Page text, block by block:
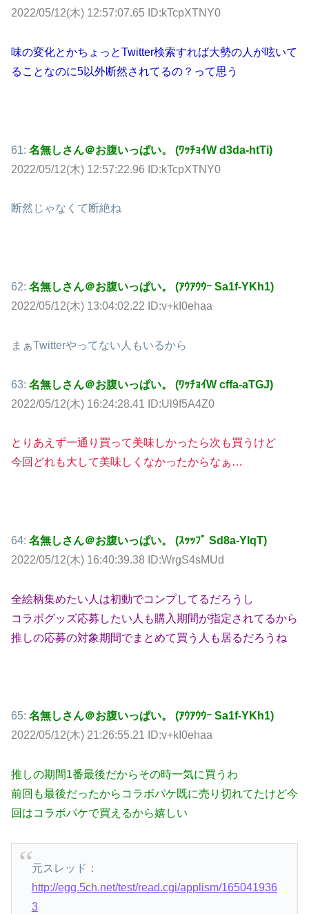
2022/05/12(木) 12:57:07.65 ID:kTcpXTNY0
味の変化とかちょっとTwitter検索すれば大勢の人が呟いて
ることなのに5以外断然されてるの？って思う
61: 名無しさん＠お腹いっぱい。 (ﾜｯﾁｮｲW d3da-htTi)
2022/05/12(木) 12:57:22.96 ID:kTcpXTNY0
断然じゃなくて断絶ね
62: 名無しさん＠お腹いっぱい。 (ｱｳｱｳｳｰ Sa1f-YKh1)
2022/05/12(木) 13:04:02.22 ID:v+kI0ehaa
まぁTwitterやってない人もいるから
63: 名無しさん＠お腹いっぱい。 (ﾜｯﾁｮｲW cffa-aTGJ)
2022/05/12(木) 16:24:28.41 ID:Ul9f5A4Z0
とりあえず一通り買って美味しかったら次も買うけど
今回どれも大して美味しくなかったからなぁ…
64: 名無しさん＠お腹いっぱい。 (ｽｯｯﾌﾟ Sd8a-YlqT)
2022/05/12(木) 16:40:39.38 ID:WrgS4sMUd
全絵柄集めたい人は初動でコンプしてるだろうし
コラボグッズ応募したい人も購入期間が指定されてるから
推しの応募の対象期間でまとめて買う人も居るだろうね
65: 名無しさん＠お腹いっぱい。 (ｱｳｱｳｳｰ Sa1f-YKh1)
2022/05/12(木) 21:26:55.21 ID:v+kI0ehaa
推しの期間1番最後だからその時一気に買うわ
前回も最後だったからコラボパケ既に売り切れてたけど今
回はコラボパケで買えるから嬉しい
元スレッド：
http://egg.5ch.net/test/read.cgi/applism/165041936
3